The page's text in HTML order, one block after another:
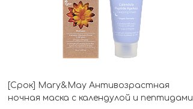
[Срок] Mary&May Антивозрастная
ночная маска с календулой и пептидами